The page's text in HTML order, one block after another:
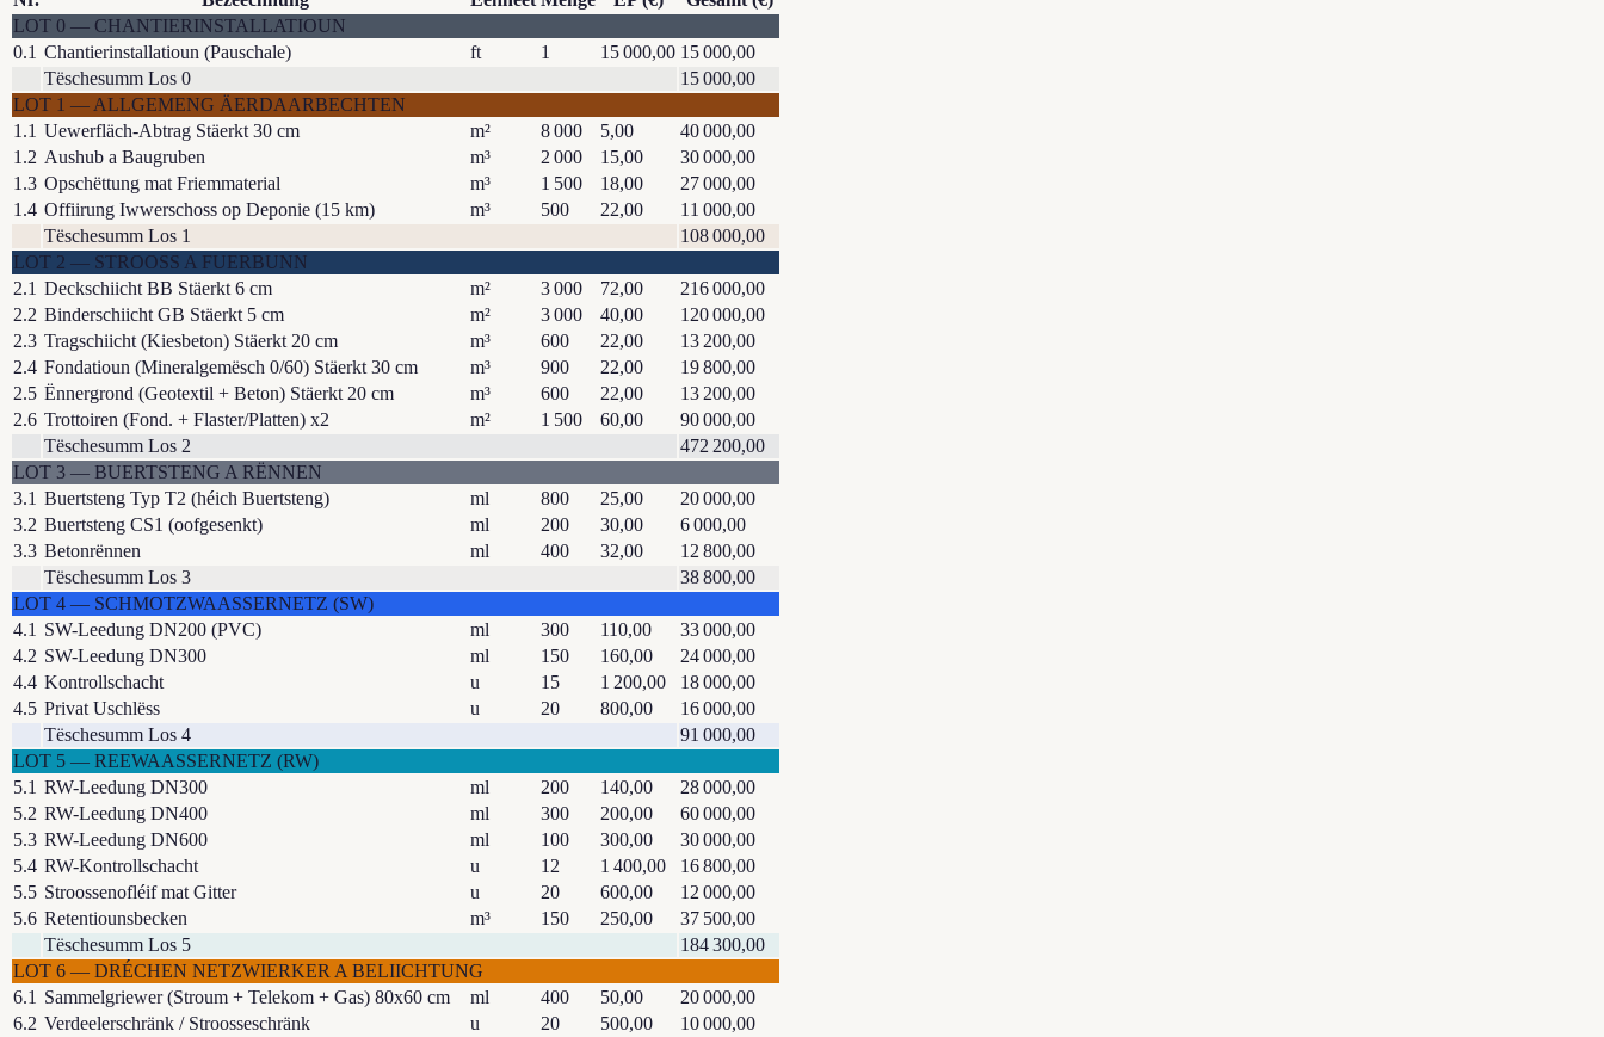
LOT 0 — CHANTIERINSTALLATIOUN
0.1 Chantierinstallatioun (Pauschale) ft 1 15 000,00 15 000,00
Tëschesumm Los 0
15 000,00
LOT 1 —ALLGEMENG ÄERDAARBECHTEN
1.1 Uewerfläch-Abtrag Stäerkt 30 cm m² 8 000 5,00
40 000,00
1.2 Aushub a Baugruben m³ 2 000 15,00
30 000,00
1.3 Opschëttung mat Friemmaterial m³ 1 500 18,00
27 000,00
1.4 Offiirung Iwwerschoss op Deponie (15 km) m³ 500 22,00
11 000,00
Tëschesumm Los 1
108 000,00
LOT 2 — STROOSS A FUERBUNN
2.1 Deckschiicht BB Stäerkt 6 cm m² 3 000 72,00
216 000,00
2.2 Binderschiicht GB Stäerkt 5 cm m² 3 000 40,00
120 000,00
2.3 Tragschiicht (Kiesbeton) Stäerkt 20 cm m³ 600 22,00
13 200,00
2.4 Fondatioun (Mineralgemësch 0/60) Stäerkt 30 cm m³ 900 22,00
19 800,00
2.5 Ënnergrond (Geotextil + Beton) Stäerkt 20 cm m³ 600 22,00
13 200,00
2.6 Trottoiren (Fond. + Flaster/Platten) x2 m² 1 500 60,00
90 000,00
Tëschesumm Los 2
472 200,00
LOT 3 — BUERTSTENG A RËNNEN
3.1 Buertsteng Typ T2 (héich Buertsteng) ml 800 25,00
20 000,00
3.2 Buertsteng CS1 (oofgesenkt) ml 200 30,00
6 000,00
3.3 Betonrënnen ml 400 32,00
12 800,00
Tëschesumm Los 3
38 800,00
LOT 4 — SCHMOTZWAASSERNETZ (SW)
4.1 SW-Leedung DN200 (PVC) ml 300 110,00
33 000,00
4.2 SW-Leedung DN300 ml 150 160,00
24 000,00
4.4 Kontrollschacht u 15 1 200,00
18 000,00
4.5 Privat Uschlëss u 20 800,00
16 000,00
Tëschesumm Los 4
91 000,00
LOT 5 — REEWAASSERNETZ (RW)
5.1 RW-Leedung DN300 ml 200 140,00
28 000,00
5.2 RW-Leedung DN400 ml 300 200,00
60 000,00
5.3 RW-Leedung DN600 ml 100 300,00
30 000,00
5.4 RW-Kontrollschacht u 12 1 400,00
16 800,00
5.5 Stroossenofléif mat Gitter u 20 600,00
12 000,00
5.6 Retentiounsbecken m³ 150 250,00
37 500,00
Tëschesumm Los 5
184 300,00
LOT 6 — DRÉCHEN NETZWIERKER A BELIICHTUNG
6.1 Sammelgriewer (Stroum + Telekom + Gas) 80x60 cm ml 400 50,00
20 000,00
6.2 Verdeelerschränk / Stroosseschränk u 20 500,00
10 000,00